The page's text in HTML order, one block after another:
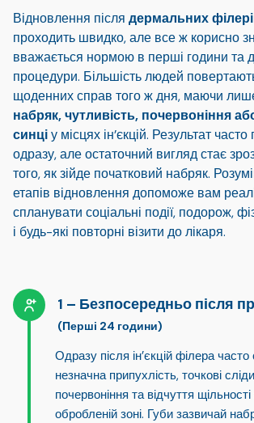
Відновлення після дермальних
проходить швидко, але все ж корисно
вважається нормою в перші години та
процедури. Більшість людей
щоденних справ того ж дня, маючи
набряк, чутливість, почервоніння
синціу місцях ін’єкцій. Результат
одразу, але остаточний вигляд стає
того, як зійде початковий набряк.
етапів відновлення допоможе вам
спланувати соціальні події, подорож,
і будь-які повторні візити до лікаря.
Безпосередньо після
(Перші 24 години)
Одразу після ін’єкцій філера часто
незначна припухлість, точкові
почервоніння та відчуття
обробленій зоні. Губи зазвичай